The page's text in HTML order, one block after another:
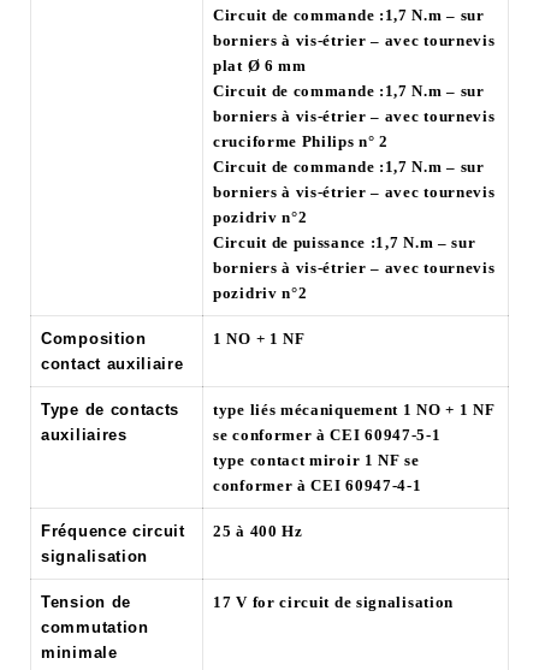
Circuit de commande :1,7 N.m – sur
borniers à vis-étrier – avec tournevis
plat Ø 6 mm
Circuit de commande :1,7 N.m – sur
borniers à vis-étrier – avec tournevis
cruciforme Philips n° 2
Circuit de commande :1,7 N.m – sur
borniers à vis-étrier – avec tournevis
pozidriv n°2
Circuit de puissance :1,7 N.m – sur
borniers à vis-étrier – avec tournevis
pozidriv n°2
Composition
contact auxiliaire
1 NO + 1 NF
Type de contacts
auxiliaires
type liés mécaniquement 1 NO + 1 NF
se conformer à CEI 60947-5-1
type contact miroir 1 NF se
conformer à CEI 60947-4-1
Fréquence circuit
signalisation
25 à 400 Hz
Tension de
commutation
minimale
17 V for circuit de signalisation